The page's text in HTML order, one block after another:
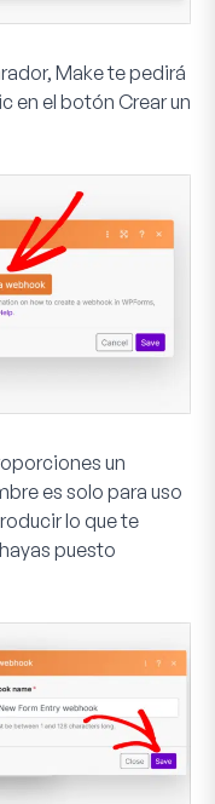
Make te pedirá
en el botón Crear un
un
es solo para uso
lo que te
puesto